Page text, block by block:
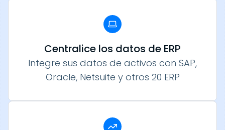
Centralice los datos de ERP
Integre sus datos de activos con SAP,
Oracle, Netsuite y otros 20 ERP